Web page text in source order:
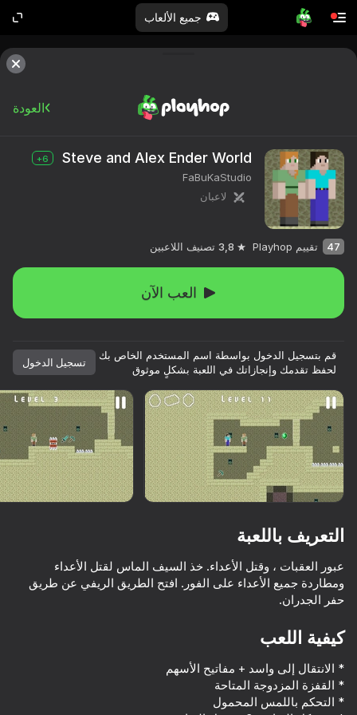
جميع الألعاب
تدوير الجهاز
هذه اللعبة تدعم اتجاه المناظر الطبيعية
فقط
Basket Random
69
Noob trolls Pro
69
العودة
Steve and Alex Ender World
6+
FaBuKaStudio
لاعبان
47 تقييم Playhop 3,8 تصنيف اللاعبين
العب الآن
قم بتسجيل الدخول بواسطة اسم المستخدم الخاص بك
لحفظ تقدمك وإنجازاتك في اللعبة بشكلٍ موثوق
تسجيل الدخول
التعريف باللعبة
عبور العقبات ، وقتل الأعداء. خذ السيف الماس لقتل الأعداء
ومطاردة جميع الأعداء على الفور. افتح الطريق الريفي عن طريق
حفر الجدران.
كيفية اللعب